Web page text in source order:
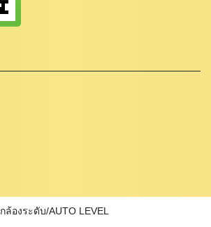
กล้องระดับ/AUTO LEVEL